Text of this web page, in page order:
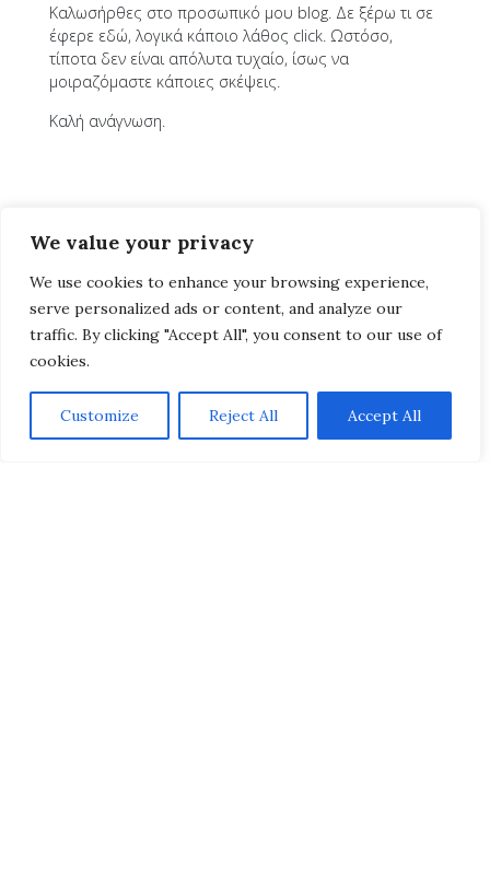
We value your privacy
We use cookies to enhance your browsing experience,
serve personalized ads or content, and analyze our
traffic. By clicking "Accept All", you consent to our use of
cookies.
Customize Reject All Accept All
Καλωσήρθες στο προσωπικό μου blog. Δε ξέρω τι σε
έφερε εδώ, λογικά κάποιο λάθος click. Ωστόσο,
τίποτα δεν είναι απόλυτα τυχαίο, ίσως να
μοιραζόμαστε κάποιες σκέψεις.
Καλή ανάγνωση.